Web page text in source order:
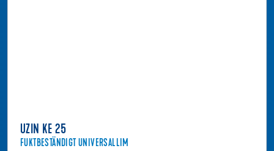
UZIN KE 25
FUKTBESTÄNDIGT UNIVERSALLIM